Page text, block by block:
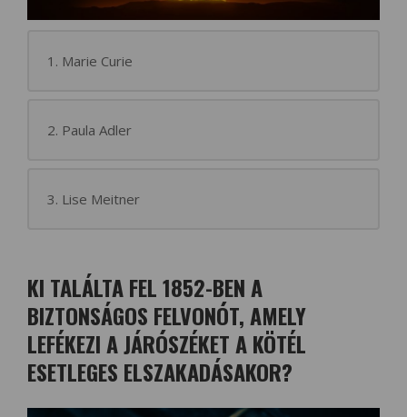
1. Marie Curie
2. Paula Adler
3. Lise Meitner
KI TALÁLTA FEL 1852-BEN A
BIZTONSÁGOS FELVONÓT, AMELY
LEFÉKEZI A JÁRÓSZÉKET A KÖTÉL
ESETLEGES ELSZAKADÁSAKOR?